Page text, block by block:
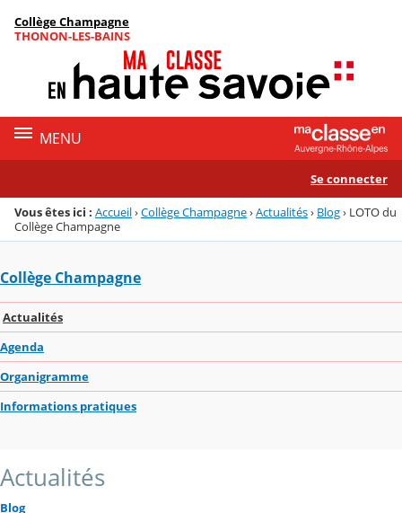
Menu de la rubrique
Contenu
Collège Champagne
THONON-LES-BAINS
MENU
Se connecter
Vous êtes ici : Accueil›Collège Champagne›Actualités› Blog› LOTO du
Collège Champagne
Collège Champagne
Actualités
Agenda
Organigramme
Informations pratiques
Actualités
Blog